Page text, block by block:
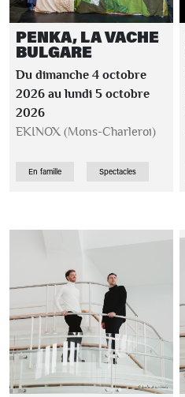
PENKA, LA VACHE
BULGARE
Du dimanche 4 octobre
2026 au lundi 5 octobre
2026
EKINOX (Mons-Charleroi)
En famille Spectacles